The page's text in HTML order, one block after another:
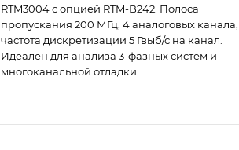
RTM3004 с опцией RTM-B242. Полоса
пропускания 200 МГц, 4 аналоговых канала,
частота дискретизации 5 Гвыб/с на канал.
Идеален для анализа 3-фазных систем и
многоканальной отладки.